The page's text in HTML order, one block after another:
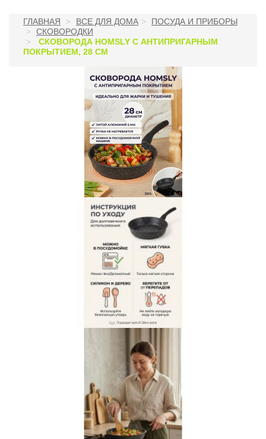
ГЛАВНАЯ ВСЕ ДЛЯ ДОМА
ПОСУДА И ПРИБОРЫ
СКОВОРОДКИ
СКОВОРОДА HOMSLY С АНТИПРИГАРНЫМ
ПОКРЫТИЕМ, 28 СМ